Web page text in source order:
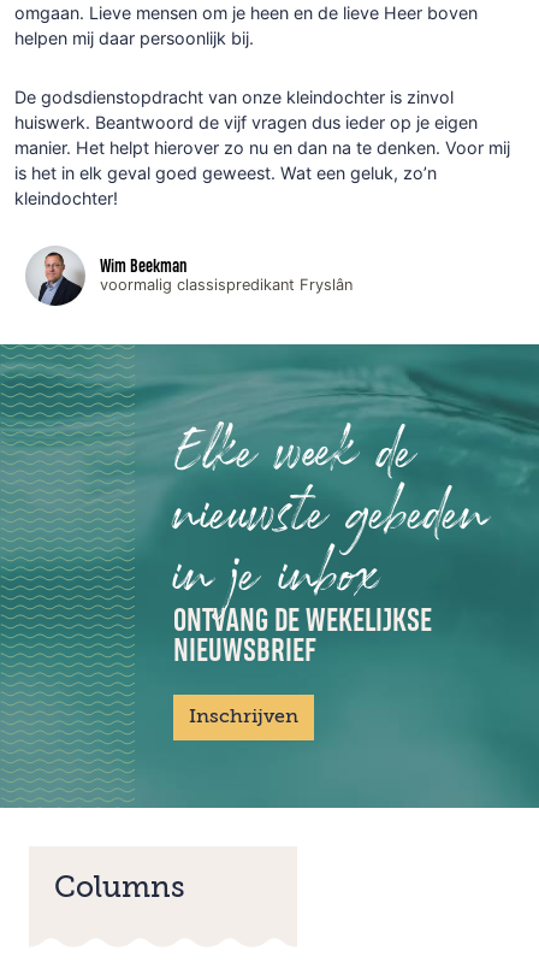
omgaan. Lieve mensen om je heen en de lieve Heer boven
helpen mij daar persoonlijk bij.
De godsdienstopdracht van onze kleindochter is zinvol
huiswerk. Beantwoord de vijf vragen dus ieder op je eigen
manier. Het helpt hierover zo nu en dan na te denken. Voor mij
is het in elk geval goed geweest. Wat een geluk, zo’n
kleindochter!
Wim Beekman
voormalig classispredikant Fryslân
Elke week de
nieuwste gebeden
in je inbox
ONTVANG DE WEKELIJKSE
NIEUWSBRIEF
Inschrijven
Columns